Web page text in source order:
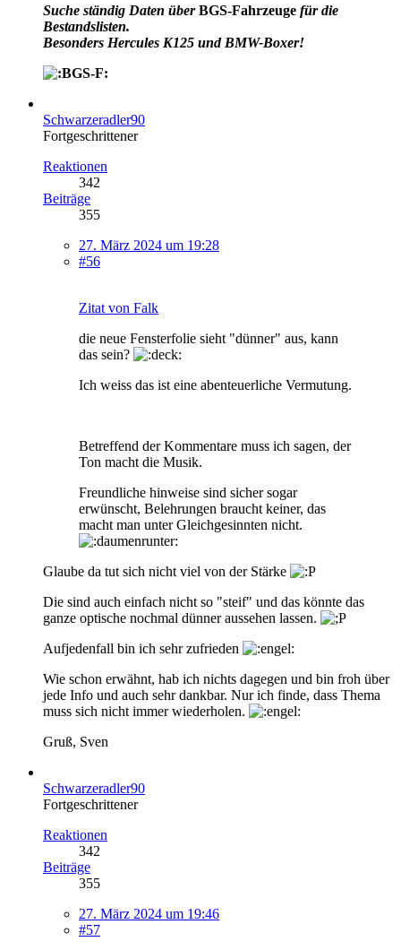
Suche ständig Daten überBGS-Fahrzeuge für die
Bestandslisten.
Besonders Hercules K125 und BMW-Boxer!
Schwarzeradler90
Fortgeschrittener
Reaktionen
342
Beiträge
355
27. März 2024 um 19:28
#56
Zitat von Falk
die neue Fensterfolie sieht "dünner" aus, kann
das sein?
Ich weiss das ist eine abenteuerliche Vermutung.
Betreffend der Kommentare muss ich sagen, der
Ton macht die Musik.
Freundliche hinweise sind sicher sogar
erwünscht, Belehrungen braucht keiner, das
macht man unter Gleichgesinnten nicht.
Glaube da tut sich nicht viel von der Stärke
Die sind auch einfach nicht so "steif" und das könnte das
ganze optische nochmal dünner aussehen lassen.
Aufjedenfall bin ich sehr zufrieden
Wie schon erwähnt, hab ich nichts dagegen und bin froh über
jede Info und auch sehr dankbar. Nur ich finde, dass Thema
muss sich nicht immer wiederholen.
Gruß, Sven
Schwarzeradler90
Fortgeschrittener
Reaktionen
342
Beiträge
355
27. März 2024 um 19:46
#57